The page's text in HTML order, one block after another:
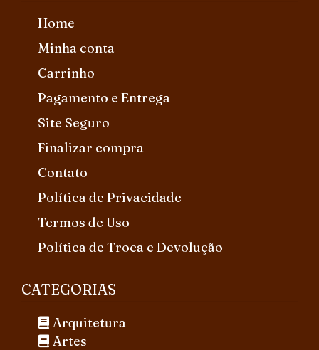
Home
Minha conta
Carrinho
Pagamento e Entrega
Site Seguro
Finalizar compra
Contato
Política de Privacidade
Termos de Uso
Política de Troca e Devolução
CATEGORIAS
Arquitetura
Artes